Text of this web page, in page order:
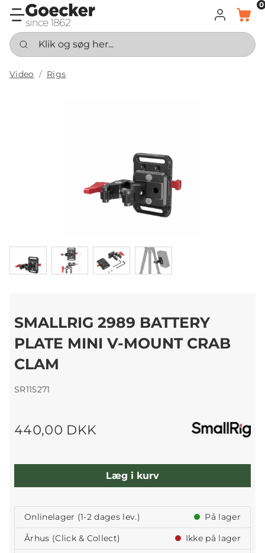
LOG INDKURV
0
Klik og søg her...
Video Rigs
SMALLRIG 2989 BATTERY
PLATE MINI V-MOUNT CRAB
CLAM
SR115271
440,00 DKK
Læg i kurv
Onlinelager (1-2 dages lev.)
På lager
Århus (Click & Collect)
Ikke på lager